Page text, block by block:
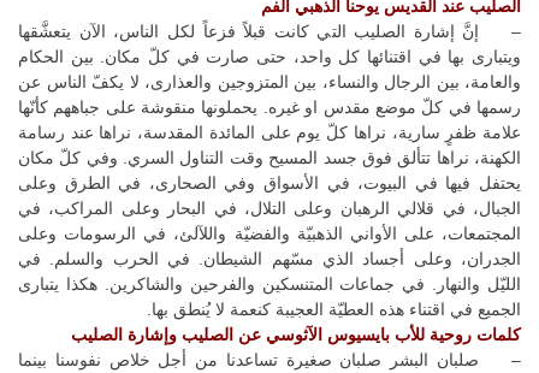
الصليب عند القديس يوحنا الذهبي الفم
– إنَّ إشارة الصليب التي كانت قبلاً فزعاً لكل الناس، الآن يتعشَّقها
ويتبارى بها في اقتنائها كل واحد، حتى صارت في كلّ مكان. بين الحكام
والعامة، بين الرجال والنساء، بين المتزوجين والعذارى، لا يكفّ الناس عن
رسمها في كلّ موضع مقدس او غيره. يحملونها منقوشة على جباههم كأنّها
علامة ظفرٍ سارية، نراها كلّ يوم على المائدة المقدسة، نراها عند رسامة
الكهنة، نراها تتألق فوق جسد المسيح وقت التناول السري. وفي كلّ مكان
يحتفل فيها في البيوت، في الأسواق وفي الصحارى، في الطرق وعلى
الجبال، في قلالي الرهبان وعلى التلال، في البحار وعلى المراكب، في
المجتمعات، على الأواني الذهبيّة والفضيّة واللآلئ، في الرسومات وعلى
الجدران، وعلى أجساد الذي مسّهم الشيطان. في الحرب والسلم. في
الليّل والنهار. في جماعات المتنسكين والفرحين والشاكرين. هكذا يتبارى
الجميع في اقتناء هذه العطيّة العجيبة كنعمة لا يُنطق بها.
كلمات روحية للأب بايسيوس الآثوسي عن الصليب وإشارة الصليب
– صلبان البشر صلبان صغيرة تساعدنا من أجل خلاص نفوسنا بينما